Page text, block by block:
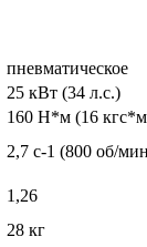
пневматическое
25 кВт (34 л.с.)
160 Н*м (16
2,7 c-1 (800 об/
1,26
28 кг